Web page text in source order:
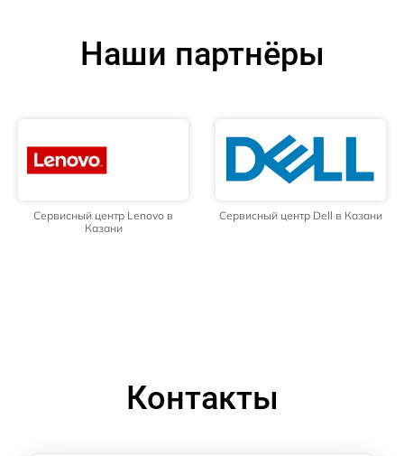
Наши партнёры
Сервисный центр Lenovo в
Казани
Сервисный центр Dell в Казани
Контакты